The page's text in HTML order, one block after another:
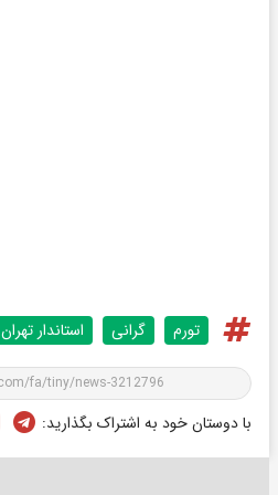
تورم گرانی استاندار تهران
با دوستان خود به اشتراک بگذارید: